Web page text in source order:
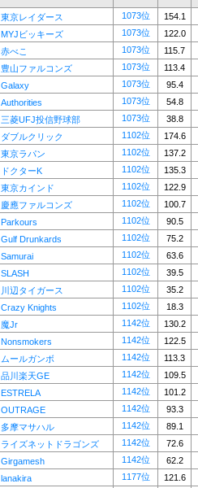
東京レイダース 1073位
154.1
MYJビッキーズ 1073位
122.0
赤べこ 1073位
115.7
豊山ファルコンズ 1073位
113.4
Galaxy 1073位
95.4
Authorities 1073位
54.8
三菱UFJ投信野球部 1073位
38.8
ダブルクリック 1102位
174.6
東京ラパン 1102位
137.2
ドクターK 1102位
135.3
東京カインド 1102位
122.9
慶應ファルコンズ 1102位
100.7
Parkours 1102位
90.5
Gulf Drunkards 1102位
75.2
Samurai 1102位
63.6
SLASH 1102位
39.5
川辺タイガース 1102位
35.2
Crazy Knights 1102位
18.3
魔Jr 1142位
130.2
Nonsmokers 1142位
122.5
ムールガンボ 1142位
113.3
品川楽天GE 1142位
109.5
ESTRELA 1142位
101.2
OUTRAGE 1142位
93.3
多摩マサハル 1142位
89.1
ライズネットドラゴンズ 1142位
72.6
Girgamesh 1142位
62.2
lanakira 1177位
121.6